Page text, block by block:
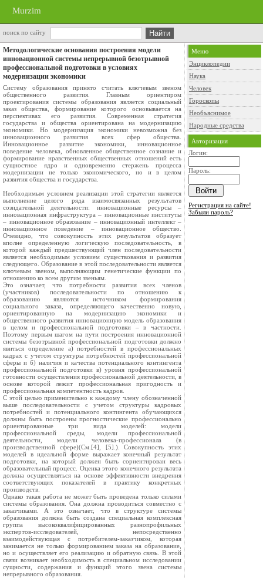
Murzim
поиск по сайту
Методологические основания построения модели
инновационной системы непрерывной безотрывной
профессиональной подготовки в условиях
модернизации экономики
Систему образования принято считать ключевым звеном
общественного развития. Главным ориентиром
проектирования системы образования является социальный
заказ общества, формирование которого основывается на
перспективах его развития. Современная стратегия
государства и общества ориентирована на модернизацию
экономики. Но модернизация экономики невозможна без
инновационного развития всех сфер общества.
Инновационное развитие экономики, инновационное
поведение человека, обновленное общественное сознание и
формирование нравственных общественных отношений есть
сущностное ядро и одновременно стержень процесса
модернизации не только экономического, но и в целом
развития общества и государства.
Необходимым условием реализации этой стратегии является
выполнение целого ряда взаимосвязанных результатов
созидательной деятельности: инновационные ресурсы –
инновационная инфраструктура – инновационные институты
– инновационное образование – инновационный интеллект –
инновационное поведение – инновационное общество.
Очевидно, что совокупность этих результатов образует
вполне определенную логическую последовательность, в
которой каждый предшествующий член последовательности
является необходимым условием существования и развития
следующего. Образование в этой последовательности является
ключевым звеном, выполняющим генетические функции по
отношению ко всем другим звеньям.
Это означает, что потребности развития всех членов
(участников) последовательности по отношению к
образованию являются источником формирования
социального заказа, определяющего качественно новую,
ориентированную на модернизацию экономики и
общественного развития инновационную модель образования
в целом и профессиональной подготовки – в частности.
Поэтому первым шагом на пути построения инновационной
системы безотрывной профессиональной подготовки должно
явиться определение а) потребностей в профессиональных
кадрах с учетом структуры потребностей профессиональной
сферы и б) наличия и качества потенциального контингента
профессиональной подготовки в) уровня профессиональной
готовности осуществления профессиональной деятельности, в
основе которой лежит профессиональная пригодность и
профессиональная компетентность кадров.
С этой целью применительно к каждому члену обозначенной
выше последовательности с учетом структуры кадровых
потребностей и потенциального контингента обучающихся
должны быть построены прогностические профессионально
ориентированные три вида моделей: модели
профессиональной среды, модели профессиональной
деятельности, модели человека-профессионала (в
производственной сфере)(См.[4], [5].). Совокупность этих
моделей в идеальной форме выражает конечный результат
подготовки, на который должен быть сориентирован весь
образовательный процесс. Оценка этого конечного результата
должна осуществляться на основе эффективности внедрения
соответствующих показателей в практику конкретных
производств.
Однако такая работа не может быть проведена только силами
системы образования. Она должна проводиться совместно с
заказчиками. А это означает, что в структуре системы
образования должна быть создана специальная комплексная
группа высококвалифицированных разнопрофильных
экспертов-исследователей, непосредственно
взаимодействующая с потребителем-заказчиком, которая
занимается не только формированием заказа на образование,
но и осуществляет его реализацию и обратную связь. В этой
связи возникает необходимость в специальном исследовании
сущности, содержания и функций этого звена системы
непрерывного образования.
Меню
Энциклопедии
Наука
Человек
Гороскопы
Необъяснимое
Народные средства
Авторизация
Логин:
Пароль:
Регистрация на сайте!
Забыли пароль?